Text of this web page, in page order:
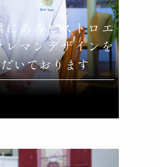
にあるビストロエ
レマンデザインを
いております